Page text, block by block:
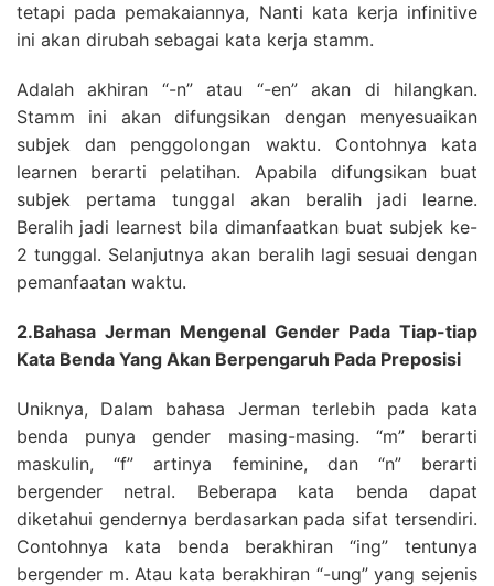
tetapi pada pemakaiannya, Nanti kata kerja infinitive
ini akan dirubah sebagai kata kerja stamm.
Adalah akhiran “-n” atau “-en” akan di hilangkan.
Stamm ini akan difungsikan dengan menyesuaikan
subjek dan penggolongan waktu. Contohnya kata
learnen berarti pelatihan. Apabila difungsikan buat
subjek pertama tunggal akan beralih jadi learne.
Beralih jadi learnest bila dimanfaatkan buat subjek ke-
2 tunggal. Selanjutnya akan beralih lagi sesuai dengan
pemanfaatan waktu.
2.Bahasa Jerman Mengenal Gender Pada Tiap-tiap
Kata Benda Yang Akan Berpengaruh Pada Preposisi
Uniknya, Dalam bahasa Jerman terlebih pada kata
benda punya gender masing-masing. “m” berarti
maskulin, “f” artinya feminine, dan “n” berarti
bergender netral. Beberapa kata benda dapat
diketahui gendernya berdasarkan pada sifat tersendiri.
Contohnya kata benda berakhiran “ing” tentunya
bergender m. Atau kata berakhiran “-ung” yang sejenis